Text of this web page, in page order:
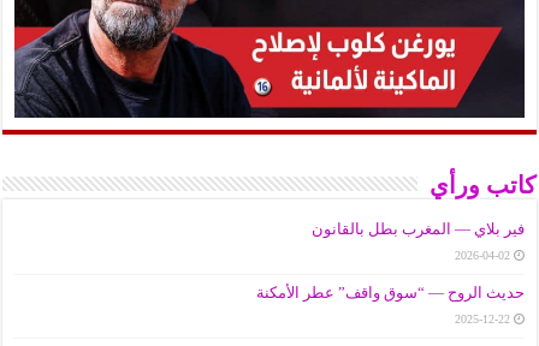
كاتب ورأي
فير بلاي — المغرب بطل بالقانون
2026-04-02
حديث الروح — “سوق واقف” عطر الأمكنة
2025-12-22